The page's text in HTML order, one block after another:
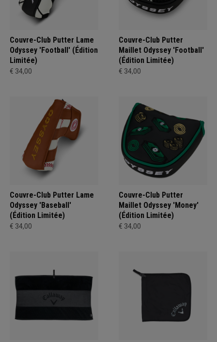
Couvre-Club Putter Lame
Odyssey 'Football' (Édition
Limitée)
€ 34,00
Couvre-Club Putter
Maillet Odyssey 'Football'
(Édition Limitée)
€ 34,00
Couvre-Club Putter Lame
Odyssey 'Baseball'
(Édition Limitée)
€ 34,00
Couvre-Club Putter
Maillet Odyssey 'Money'
(Édition Limitée)
€ 34,00